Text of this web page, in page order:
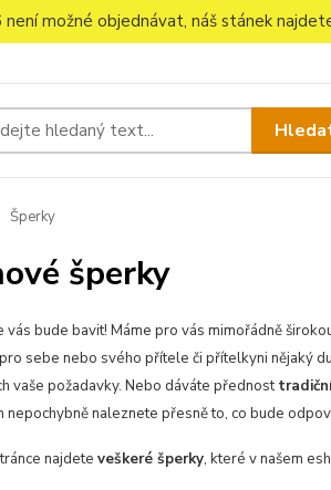
možné objednávat, náš stánek
Šperky
šperky
vás bude bavit! Máme pro vás mimořádně
sebe nebo svého přítele či přítelkyni nějaký
vaše požadavky. Nebo dáváte přednost
nepochybně naleznete přesně to, co bude
najdete veškeré šperky, které v našem